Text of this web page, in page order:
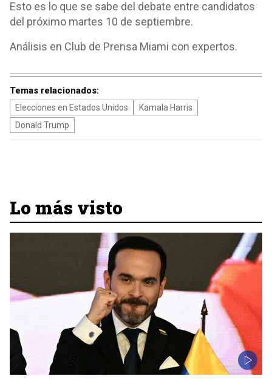
Esto es lo que se sabe del debate entre candidatos
del próximo martes 10 de septiembre.
Análisis en Club de Prensa Miami con expertos.
Temas relacionados:
Elecciones en Estados Unidos
Kamala Harris
Donald Trump
Lo más visto